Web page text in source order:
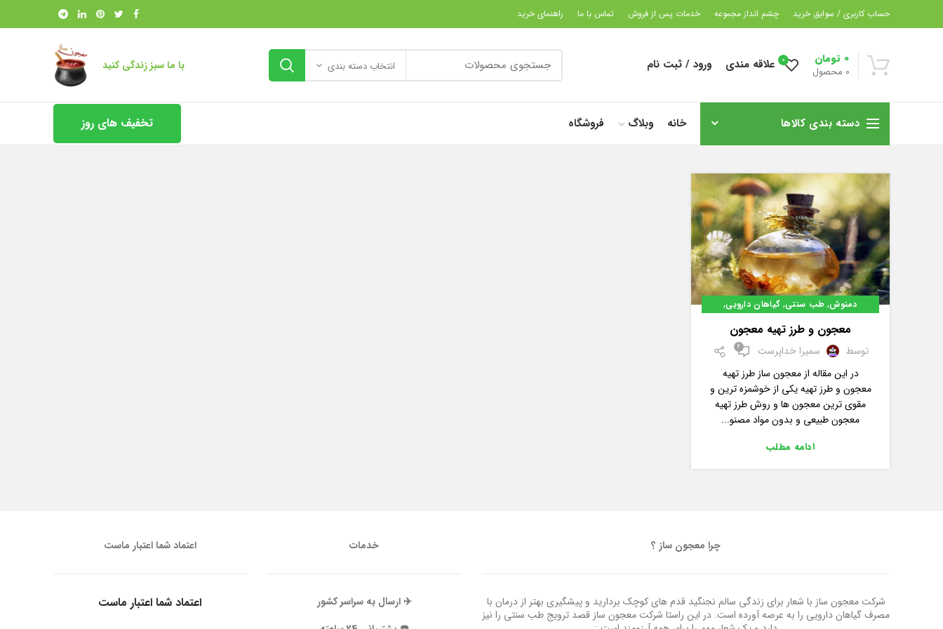
حساب کاربری / سوابق خرید چشم انداز مجموعه خدمات پس از فروش تماس با ما راهنمای خرید
0 محصول
0 تومان 0 علاقه مندی ورود / ثبت نام انتخاب دسته بندی با ما سبز زندگی کنید
دسته بندی کالاها خانه وبلاگ فروشگاه تخفیف های روز
دمنوش, طب سنتی, گیاهان دارویی,
معجون ها ,
معجون و طرز تهیه معجون
توسط سمیرا خداپرست 6
در این مقاله از معجون ساز طرز تهیه
معجون و طرز تهیه یکی از خوشمزه ترین و
مقوی ترین معجون ها و روش طرز تهیه
معجون طبیعی و بدون مواد مصنو...
ادامه مطلب
چرا معجون ساز ؟
شرکت معجون ساز با شعار برای زندگی سالم نجنگید قدم های کوچک بردارید و پیشگیری بهتر از درمان با
مصرف گیاهان دارویی را به عرصه آورده است. در این راستا شرکت معجون ساز قصد ترویج طب سنتی را نیز
خدمات
✈️ ارسال به سراسر کشور
اعتماد شما اعتبار ماست
اعتماد شما اعتبار ماست